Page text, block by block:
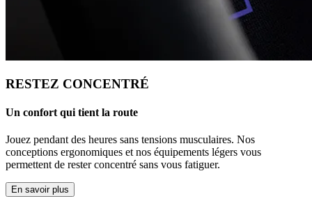
RESTEZ CONCENTRÉ
Un confort qui tient la route
Jouez pendant des heures sans tensions musculaires. Nos
conceptions ergonomiques et nos équipements légers vous
permettent de rester concentré sans vous fatiguer.
En savoir plus